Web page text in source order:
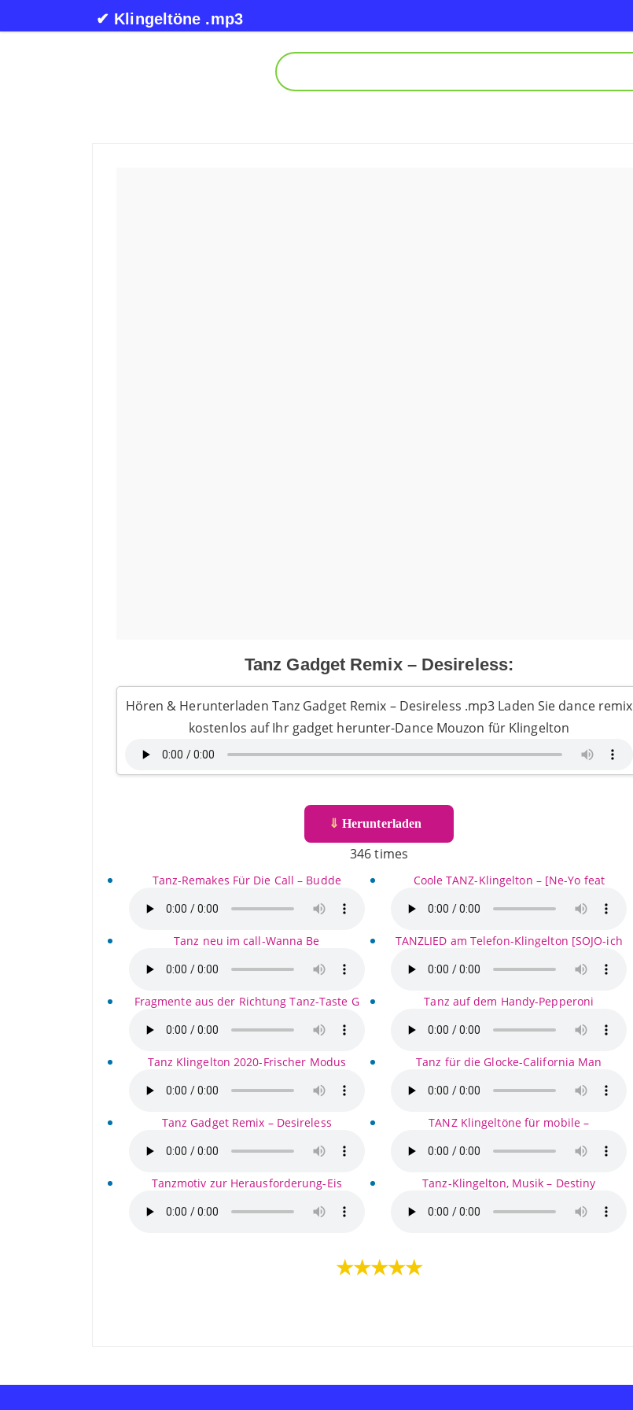
✔ Klingeltöne .mp3
Tanz Gadget Remix – Desireless:
Hören & Herunterladen Tanz Gadget Remix – Desireless .mp3 Laden Sie dance remix
kostenlos auf Ihr gadget herunter-Dance Mouzon für Klingelton
⇓ Herunterladen
346 times
Tanz-Remakes Für Die Call – Budde
Tanz neu im call-Wanna Be
Fragmente aus der Richtung Tanz-Taste G
Tanz Klingelton 2020-Frischer Modus
Tanz Gadget Remix – Desireless
Tanzmotiv zur Herausforderung-Eis
Coole TANZ-Klingelton – [Ne-Yo feat
TANZLIED am Telefon-Klingelton [SOJO-ich
Tanz auf dem Handy-Pepperoni
Tanz für die Glocke-California Man
TANZ Klingeltöne für mobile –
Tanz-Klingelton, Musik – Destiny
★★★★★